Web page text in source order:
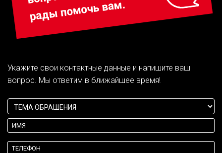
Укажите свои контактные данные и напишите ваш
вопрос. Мы ответим в ближайшее время!